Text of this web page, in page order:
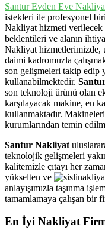
Santur Evden Eve
istekleri ile profesyonel
Nakliyat hizmeti verilecek
beklentileri ve alanın
Nakliyat hizmetlerimizde,
daimi kadromuzla
son gelişmeleri takip edip
kullanabilmektedir.
son teknoloji ürünü olan
karşılayacak makine, en
kullanmaktadır.
kurumlarından temin
Santur Nakliyat
teknolojik gelişmeleri
kalitemizle çıtayı her
yükselten ve
anlayışımızla taşınma
tamamlamaya çalışan bir
En İyi Nakliyat